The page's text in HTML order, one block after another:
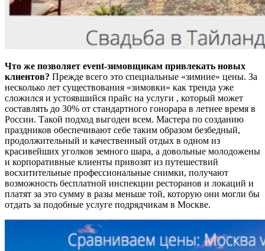
Что же позволяет event-зимовщикам привлекать новых
клиентов? Прежде всего это специальные «зимние» цены. За
несколько лет существования «зимовки» как тренда уже
сложился и устоявшийся прайс на услуги , который может
составлять до 30% от стандартного гонорара в летнее время в
России. Такой подход выгоден всем. Мастера по созданию
праздников обеспечивают себе таким образом безбедный,
продолжительный и качественный отдых в одном из
красивейших уголков земного шара, а довольные молодожены
и корпоративные клиенты привозят из путешествий
восхитительные профессиональные снимки, получают
возможность бесплатной инспекции ресторанов и локаций и
платят за это сумму в разы меньше той, которую они могли бы
отдать за подобные услуге подрядчикам в Москве.